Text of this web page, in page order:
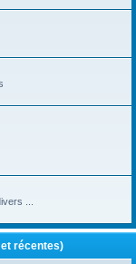
...
récentes)